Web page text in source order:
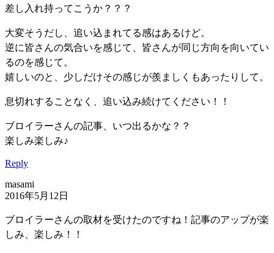
差し入れ持ってこうか？？？
大変そうだし、追い込まれてる感はあるけど。
逆に皆さんの気合いを感じて、皆さんが同じ方向を向いてい
るのを感じて。
嬉しいのと、少しだけその感じが羨ましくもあったりして。
息切れすることなく、追い込み続けてください！！
ブロイラーさんの記事、いつ出るかな？？
楽しみ楽しみ♪
Reply
masami
2016年5月12日
ブロイラーさんの取材を受けたのですね！記事のアップが楽
しみ、楽しみ！！